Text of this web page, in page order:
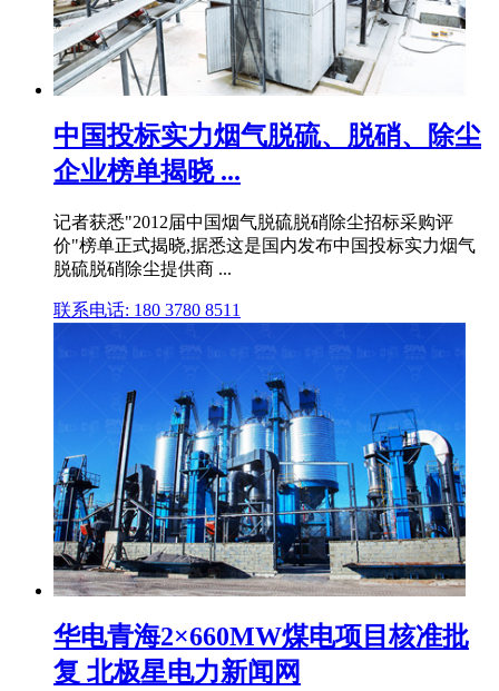
中国投标实力烟气脱硫、脱硝、除尘
企业榜单揭晓 ...
记者获悉"2012届中国烟气脱硫脱硝除尘招标采购评
价"榜单正式揭晓,据悉这是国内发布中国投标实力烟气
脱硫脱硝除尘提供商 ...
联系电话: 180 3780 8511
华电青海2×660MW煤电项目核准批
复 北极星电力新闻网